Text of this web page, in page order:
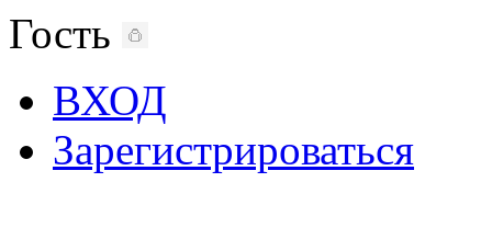
Гость
ВХОД
Зарегистрироваться